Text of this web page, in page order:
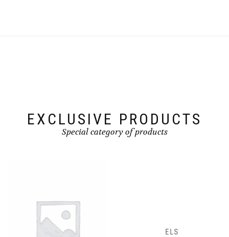
EXCLUSIVE PRODUCTS
Special category of products
ELS